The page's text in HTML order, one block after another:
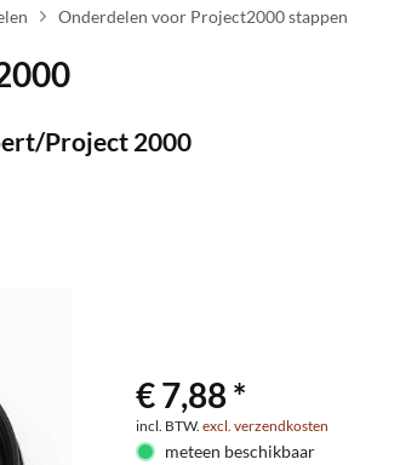
Onderdelen voor Project2000 stappen
Project 2000
€ 7,88 *
incl. BTW.excl. verzendkosten
meteen beschikbaar